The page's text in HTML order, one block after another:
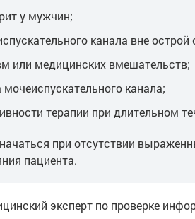
у мужчин;
канала вне острой
или медицинских вмешательств;
канала;
терапии при длительном
при отсутствии
пациента.
эксперт по проверке